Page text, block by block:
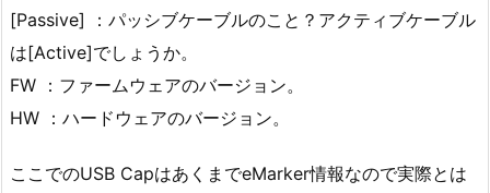
[Passive] ：パッシブケーブルのこと？アクティブケーブル
は[Active]でしょうか。
FW ：ファームウェアのバージョン。
HW ：ハードウェアのバージョン。
ここでのUSB CapはあくまでeMarker情報なので実際とは